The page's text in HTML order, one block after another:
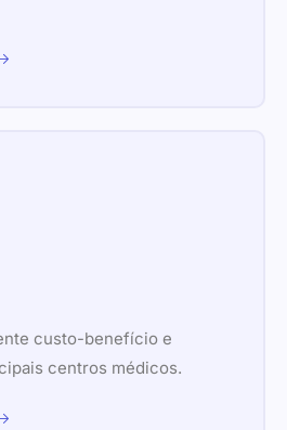
custo-benefício e
centros médicos.